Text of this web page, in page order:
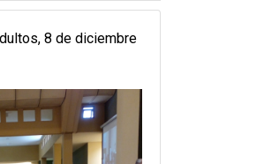
8 de diciembre